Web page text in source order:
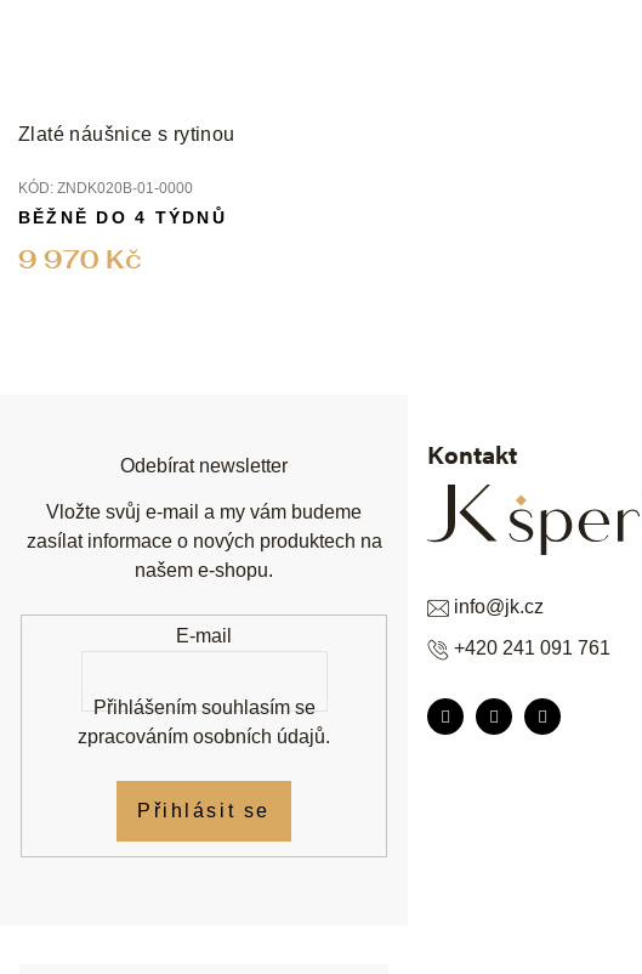
Zlaté náušnice s rytinou
KÓD: ZNDK020B-01-0000
9 970 Kč
BĚŽNĚ DO 4 TÝDNŮ
Kontakt
info@jk.cz
+420 241 091 761
Odebírat newsletter
Vložte svůj e-mail a my vám budeme
zasílat informace o nových produktech na
našem e-shopu.
E-mail
Přihlášením souhlasím se
zpracováním osobních údajů.
Přihlásit se